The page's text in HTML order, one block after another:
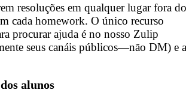
resoluções em qualquer lugar fora
cada homework. O único recurso
procurar ajuda é no nosso Zulip
seus canáis públicos—não DM) e
alunos